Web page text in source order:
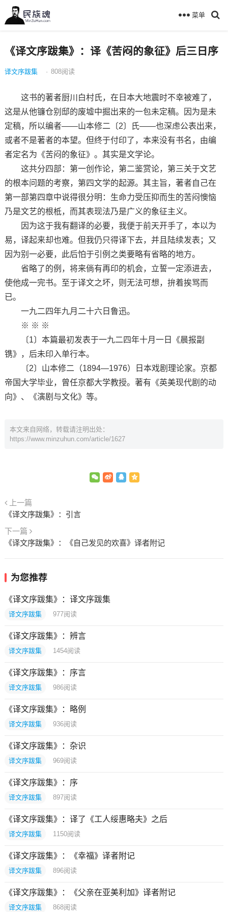
菜单
《译文序跋集》：译《苦闷的象征》后三日序
译文序跋集 · 808阅读
这书的著者厨川白村氏，在日本大地震时不幸被难了，
这是从他镰仓别邸的废墟中掘出来的一包未定稿。因为是未
定稿，所以编者——山本修二〔2〕氏——也深虑公表出来，
或者不是著者的本望。但终于付印了，本来没有书名，由编
者定名为《苦闷的象征》。其实是文学论。
这共分四部：第一创作论，第二鉴赏论，第三关于文艺
的根本问题的考察，第四文学的起源。其主旨，著者自己在
第一部第四章中说得很分明：生命力受压抑而生的苦闷懊恼
乃是文艺的根柢，而其表现法乃是广义的象征主义。
因为这于我有翻译的必要，我便于前天开手了，本以为
易，译起来却也难。但我仍只得译下去，并且陆续发表；又
因为别一必要，此后怕于引例之类要略有省略的地方。
省略了的例，将来倘有再印的机会，立誓一定添进去，
使他成一完书。至于译文之坏，则无法可想，拚着挨骂而
已。
一九二四年九月二十六日鲁迅。
※ ※ ※
〔1〕本篇最初发表于一九二四年十月一日《晨报副
镌》，后未印入单行本。
〔2〕山本修二（1894—1976）日本戏剧理论家。京都
帝国大学毕业，曾任京都大学教授。著有《英美现代剧的动
向》、《演剧与文化》等。
本文来自网络，转载请注明出处：
https://www.minzuhun.com/article/1627
上一篇
《译文序跋集》：引言
下一篇
《译文序跋集》：《自己发见的欢喜》译者附记
为您推荐
《译文序跋集》：译文序跋集
译文序跋集 977阅读
《译文序跋集》：辨言
译文序跋集 1454阅读
《译文序跋集》：序言
译文序跋集 986阅读
《译文序跋集》：略例
译文序跋集 936阅读
《译文序跋集》：杂识
译文序跋集 969阅读
《译文序跋集》：序
译文序跋集 897阅读
《译文序跋集》：译了《工人绥惠略夫》之后
译文序跋集 1150阅读
《译文序跋集》：《幸福》译者附记
译文序跋集 896阅读
《译文序跋集》：《父亲在亚美利加》译者附记
译文序跋集 868阅读